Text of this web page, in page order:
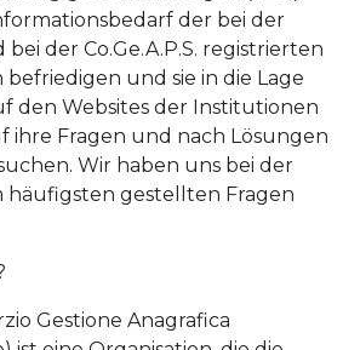
der bei der
der Co.Ge.A.P.S. registrierten
und sie in die Lage
den Websites der Institutionen
ihre Fragen und nach Lösungen
Wir haben uns bei der
häufigsten gestellten Fragen
Gestione Anagrafica